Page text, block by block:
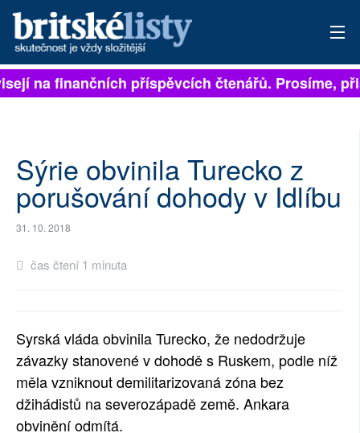
PŘIHLÁSIT
ARCHIV
ROZHOVORY
TÉMATA
NEJČTENĚJŠÍ ZA 7 DNÍ
PŘÍSPĚVKY NA PROVOZ
SOCIÁLNÍ SÍTĚ
RUBRIKY
na finančních příspěvcích čtenářů. Prosíme,
Sýrie obvinila Turecko z
porušování dohody v Idlíbu
31. 10. 2018
čas čtení 1 minuta
Syrská vláda obvinila Turecko, že nedodržuje
závazky stanovené v dohodě s Ruskem, podle níž
měla vzniknout demilitarizovaná zóna bez
džihádistů na severozápadě země. Ankara
obvinění odmítá.